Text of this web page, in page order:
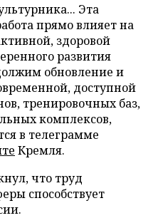
Эта
прямо влияет на
здоровой
развития
обновление и
доступной
тренировочных баз,
комплексов,
в телеграмме
Кремля.
что труд
способствует